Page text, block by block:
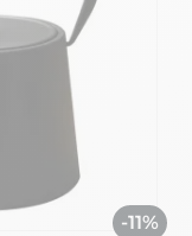
-11%